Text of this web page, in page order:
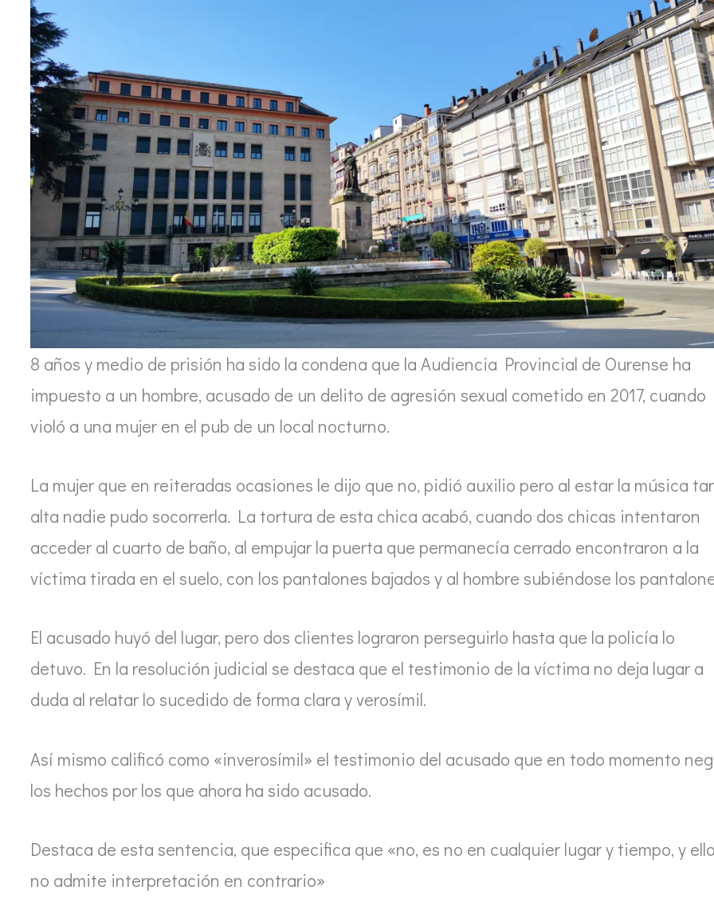
8 años y medio de prisión ha sido la condena que la Audiencia Provincial de Ourense ha
impuesto a un hombre, acusado de un delito de agresión sexual cometido en 2017, cuando
violó a una mujer en el pub de un local nocturno.
La mujer que en reiteradas ocasiones le dijo que no, pidió auxilio pero al estar la música
alta nadie pudo socorrerla. La tortura de esta chica acabó, cuando dos chicas intentaron
acceder al cuarto de baño, al empujar la puerta que permanecía cerrado encontraron a la
víctima tirada en el suelo, con los pantalones bajados y al hombre subiéndose los
El acusado huyó del lugar, pero dos clientes lograron perseguirlo hasta que la policía lo
detuvo. En la resolución judicial se destaca que el testimonio de la víctima no deja lugar a
duda al relatar lo sucedido de forma clara y verosímil.
Así mismo calificó como «inverosímil» el testimonio del acusado que en todo momento
los hechos por los que ahora ha sido acusado.
Destaca de esta sentencia, que especifica que «no, es no en cualquier lugar y tiempo, y
no admite interpretación en contrario»